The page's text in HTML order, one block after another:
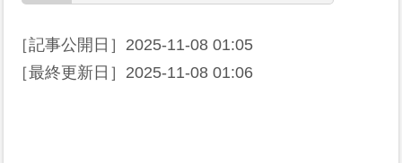
［記事公開日］ 2025-11-08 01:05
［最終更新日］ 2025-11-08 01:06